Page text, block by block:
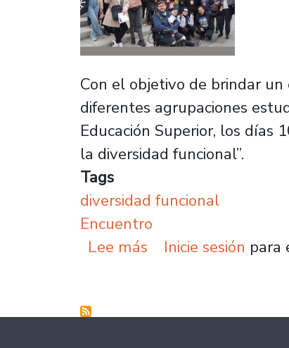
Con el objetivo de brindar un
diferentes agrupaciones
Educación Superior, los días
la diversidad funcional”.
Tags
diversidad funcional
Encuentro
Lee más sobre Nuestra
Inicie sesión para